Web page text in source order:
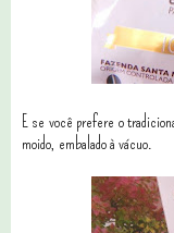
E se você prefere o
moido, embalado à vácuo.